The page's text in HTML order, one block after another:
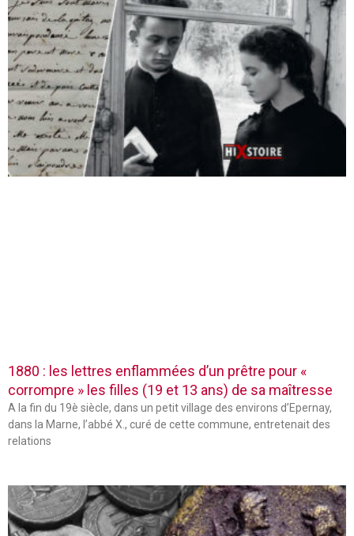
1880 : les lettres enflammées d’un prêtre pour «
corrompre » les filles (19 et 13 ans) de sa maîtresse
A la fin du 19è siècle, dans un petit village des environs d’Epernay,
dans la Marne, l’abbé X., curé de cette commune, entretenait des
relations